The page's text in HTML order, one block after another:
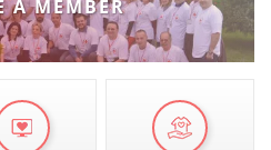
A MEMBER